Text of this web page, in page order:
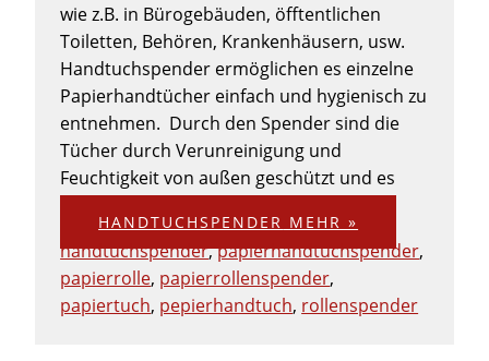
wie z.B. in Bürogebäuden, öfftentlichen
Toiletten, Behören, Krankenhäusern, usw.
Handtuchspender ermöglichen es einzelne
Papierhandtücher einfach und hygienisch zu
entnehmen. Durch den Spender sind die
Tücher durch Verunreinigung und
Feuchtigkeit von außen geschützt und es
HANDTUCHSPENDER MEHR »
handtuchspender,papierhandtuchspender,
papierrolle, papierrollenspender,
papiertuch, pepierhandtuch, rollenspender